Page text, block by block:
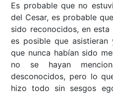
Es probable que no
del Cesar, es probable
sido reconocidos, en
es posible que asistieran
que nunca habían sido
no se hayan
desconocidos, pero lo
hizo todo sin sesgos